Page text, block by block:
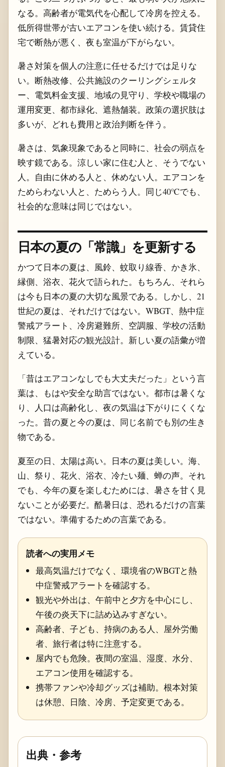
なる。高齢者が電気代を心配して冷房を控える。
低所得世帯が古いエアコンを使い続ける。賃貸住
宅で断熱が悪く、夜も室温が下がらない。
暑さ対策を個人の注意に任せるだけでは足りな
い。断熱改修、公共施設のクーリングシェルタ
ー、電気料金支援、地域の見守り、学校や職場の
運用変更、都市緑化、遮熱舗装。政策の選択肢は
多いが、どれも費用と政治判断を伴う。
暑さは、気象現象であると同時に、社会の弱点を
映す鏡である。涼しい家に住む人と、そうでない
人。自由に休める人と、休めない人。エアコンを
ためらわない人と、ためらう人。同じ40℃でも、
社会的な意味は同じではない。
日本の夏の「常識」を更新する
かつて日本の夏は、風鈴、蚊取り線香、かき氷、
縁側、浴衣、花火で語られた。もちろん、それら
は今も日本の夏の大切な風景である。しかし、21
世紀の夏は、それだけではない。WBGT、熱中症
警戒アラート、冷房避難所、空調服、学校の活動
制限、猛暑対応の観光設計。新しい夏の語彙が増
えている。
「昔はエアコンなしでも大丈夫だった」という言
葉は、もはや安全な助言ではない。都市は暑くな
り、人口は高齢化し、夜の気温は下がりにくくな
った。昔の夏と今の夏は、同じ名前でも別の生き
物である。
夏至の日、太陽は高い。日本の夏は美しい。海、
山、祭り、花火、浴衣、冷たい麺、蝉の声。それ
でも、今年の夏を楽しむためには、暑さを甘く見
ないことが必要だ。酷暑日は、恐れるだけの言葉
ではない。準備するための言葉である。
読者への実用メモ
最高気温だけでなく、環境省のWBGTと熱
中症警戒アラートを確認する。
観光や外出は、午前中と夕方を中心にし、
午後の炎天下に詰め込みすぎない。
高齢者、子ども、持病のある人、屋外労働
者、旅行者は特に注意する。
屋内でも危険。夜間の室温、湿度、水分、
エアコン使用を確認する。
携帯ファンや冷却グッズは補助。根本対策
は休憩、日陰、冷房、予定変更である。
出典・参考